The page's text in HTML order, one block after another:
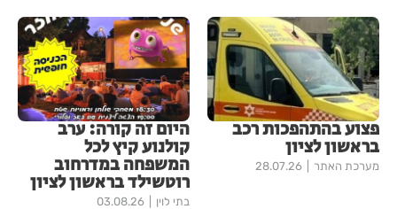
פצוע בהתהפכות רכב
בראשון לציון
מערכת האתר 28.07.26
היום זה קורה: ערב
קולנוע קיץ לכל
המשפחה במדרחוב
רוטשילד בראשון לציון
בתי לוין 03.08.26